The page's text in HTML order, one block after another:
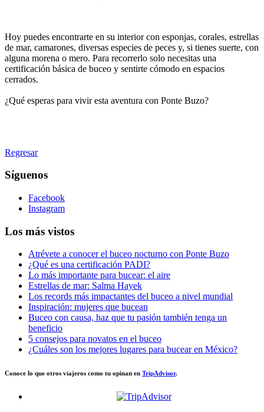
Hoy puedes encontrarte en su interior con esponjas, corales, estrellas
de mar, camarones, diversas especies de peces y, si tienes suerte, con
alguna morena o mero. Para recorrerlo solo necesitas una
certificación básica de buceo y sentirte cómodo en espacios
cerrados.
¿Qué esperas para vivir esta aventura con Ponte Buzo?
Regresar
Síguenos
Facebook
Instagram
Los más vistos
Atrévete a conocer el buceo nocturno con Ponte Buzo
¿Qué es una certificación PADI?
Lo más importante para bucear: el aire
Estrellas de mar: Salma Hayek
Los records más impactantes del buceo a nivel mundial
Inspiración: mujeres que bucean
Buceo con causa, haz que tu pasión también tenga un
beneficio
5 consejos para novatos en el buceo
¿Cuáles son los mejores lugares para bucear en México?
Conoce lo que otros viajeros como tu opinan en TripAdvisor.